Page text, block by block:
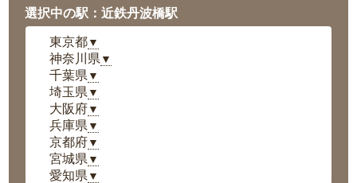
選択中の駅：近鉄丹波橋駅
東京都▼
神奈川県 ▼
千葉県 ▼
埼玉県 ▼
大阪府▼
兵庫県 ▼
京都府▼
宮城県 ▼
愛知県 ▼